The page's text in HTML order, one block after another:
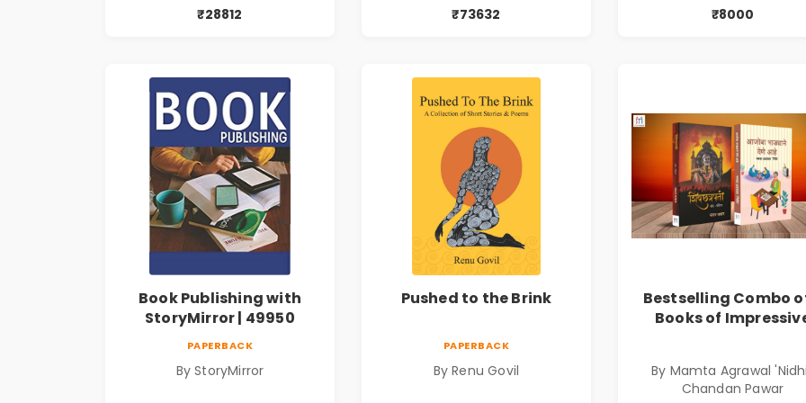
₹28812
₹73632
₹8000
Book Publishing with
StoryMirror | 49950
PAPERBACK
By StoryMirror
Pushed to the Brink
PAPERBACK
By Renu Govil
Bestselling Combo
Books of
प्रभावशाली कथांचा
By Mamta Agrawal
Chandan Pawar